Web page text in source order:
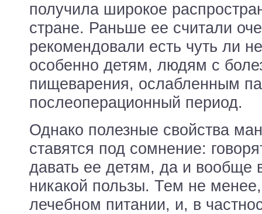
получила широкое
стране. Раньше ее считали
рекомендовали есть чуть ли
особенно детям, людям с
пищеварения, ослабленным
послеоперационный период.
Однако полезные свойства
ставятся под сомнение:
давать ее детям, да и вообще
никакой пользы. Тем не
лечебном питании, и, в